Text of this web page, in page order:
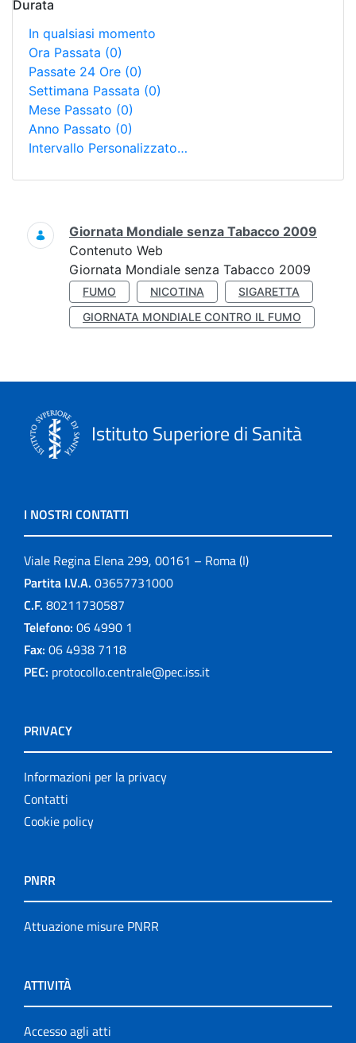
Durata
In qualsiasi momento
Ora Passata (0)
Passate 24 Ore (0)
Settimana Passata (0)
Mese Passato (0)
Anno Passato (0)
Intervallo Personalizzato…
Ricerca
Giornata Mondiale senza Tabacco 2009
Contenuto Web
Giornata Mondiale senza Tabacco 2009
FUMO NICOTINA
SIGARETTA
GIORNATA MONDIALE CONTRO IL FUMO
Istituto Superiore di Sanità
I NOSTRI CONTATTI
Viale Regina Elena 299, 00161 – Roma (I)
Partita I.V.A. 03657731000
C.F. 80211730587
Telefono: 06 4990 1
Fax: 06 4938 7118
PEC: protocollo.centrale@pec.iss.it
PRIVACY
Informazioni per la privacy
Contatti
Cookie policy
PNRR
Attuazione misure PNRR
ATTIVITÀ
Accesso agli atti